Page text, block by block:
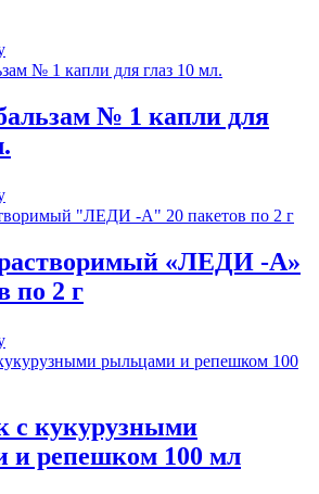
№ 1 капли для
«ЛЕДИ -А»
по 2 г
с кукурузными
и репешком 100 мл